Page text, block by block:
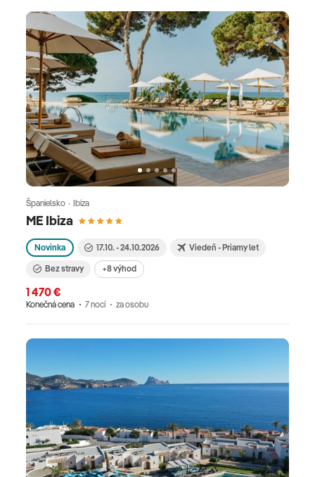
ME Ibiza
Španielsko · Ibiza
Novinka 17.10. - 24.10.2026 Viedeň - Priamy let
Bez stravy +8 výhod
1 470 €
Konečná cena 7 nocí za osobu